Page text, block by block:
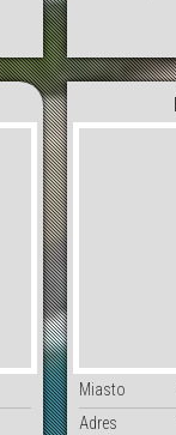
Miasto
Adres